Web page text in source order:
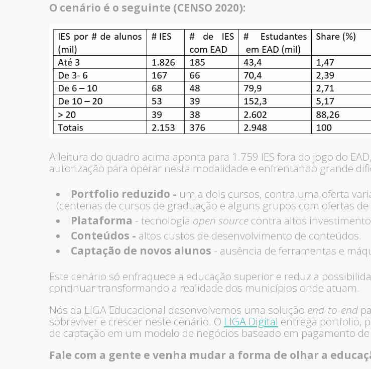
O cenário é o seguinte (CENSO 2020):
A leitura do quadro acima aponta para 1.759 IES fora do jogo do
autorização para operar nesta modalidade e enfrentando grande
Portfolio reduzido - um a dois cursos, contra uma oferta
(centenas de cursos de graduação e alguns grupos com ofertas
Plataforma - tecnologia open sourcecontra altos
Conteúdos - altos custos de desenvolvimento de conteúdos.
Captação de novos alunos - ausência de ferramentas e
Este cenário só enfraquece a educação superior e reduz a
continuar transformando a realidade dos municípios onde atuam.
Nós da LIGA Educacional desenvolvemos uma solução end-to-end
sobreviver e crescer neste cenário. O LIGA Digital entrega portfolio,
de captação em um modelo de negócios baseado em pagamento
Fale com a gente e venha mudar a forma de olhar a